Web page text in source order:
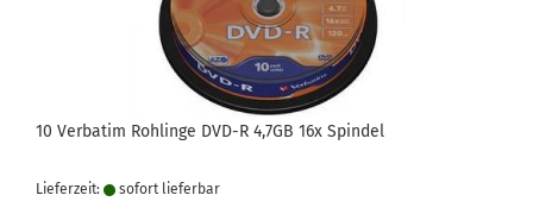
10 Verbatim Rohlinge DVD-R 4,7GB 16x Spindel
Lieferzeit: sofort lie­fer­bar